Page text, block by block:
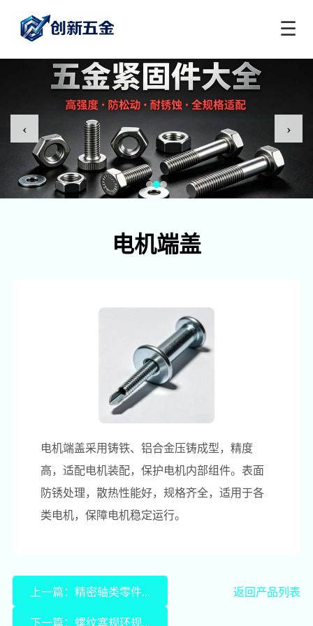
☰
‹ ›
电机端盖
电机端盖采用铸铁、铝合金压铸成型，精度
高，适配电机装配，保护电机内部组件。表面
防锈处理，散热性能好，规格齐全，适用于各
类电机，保障电机稳定运行。
上一篇：精密轴类零件... 返回产品列表
下一篇：螺纹塞规环规...